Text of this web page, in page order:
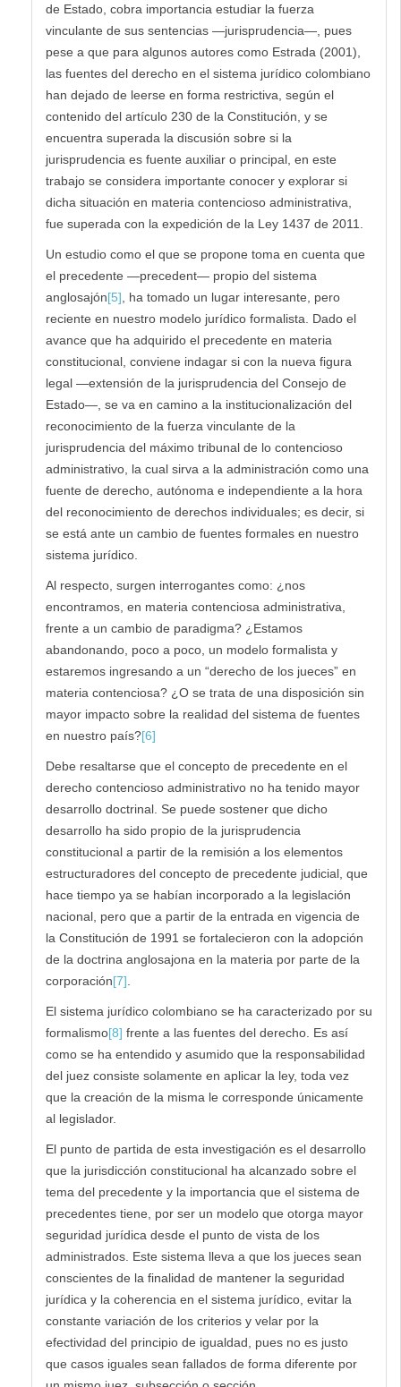
de Estado, cobra importancia estudiar la fuerza
vinculante de sus sentencias —jurisprudencia—, pues
pese a que para algunos autores como Estrada (2001),
las fuentes del derecho en el sistema jurídico colombiano
han dejado de leerse en forma restrictiva, según el
contenido del artículo 230 de la Constitución, y se
encuentra superada la discusión sobre si la
jurisprudencia es fuente auxiliar o principal, en este
trabajo se considera importante conocer y explorar si
dicha situación en materia contencioso administrativa,
fue superada con la expedición de la Ley 1437 de 2011.
Un estudio como el que se propone toma en cuenta que
el precedente —precedent— propio del sistema
anglosajón[5] , ha tomado un lugar interesante, pero
reciente en nuestro modelo jurídico formalista. Dado el
avance que ha adquirido el precedente en materia
constitucional, conviene indagar si con la nueva figura
legal —extensión de la jurisprudencia del Consejo de
Estado—, se va en camino a la institucionalización del
reconocimiento de la fuerza vinculante de la
jurisprudencia del máximo tribunal de lo contencioso
administrativo, la cual sirva a la administración como una
fuente de derecho, autónoma e independiente a la hora
del reconocimiento de derechos individuales; es decir, si
se está ante un cambio de fuentes formales en nuestro
sistema jurídico.
Al respecto, surgen interrogantes como: ¿nos
encontramos, en materia contenciosa administrativa,
frente a un cambio de paradigma? ¿Estamos
abandonando, poco a poco, un modelo formalista y
estaremos ingresando a un “derecho de los jueces” en
materia contenciosa? ¿O se trata de una disposición sin
mayor impacto sobre la realidad del sistema de fuentes
en nuestro país?[6]
Debe resaltarse que el concepto de precedente en el
derecho contencioso administrativo no ha tenido mayor
desarrollo doctrinal. Se puede sostener que dicho
desarrollo ha sido propio de la jurisprudencia
constitucional a partir de la remisión a los elementos
estructuradores del concepto de precedente judicial, que
hace tiempo ya se habían incorporado a la legislación
nacional, pero que a partir de la entrada en vigencia de
la Constitución de 1991 se fortalecieron con la adopción
de la doctrina anglosajona en la materia por parte de la
corporación[7]
El sistema jurídico colombiano se ha caracterizado por su
formalismo[8] frente a las fuentes del derecho. Es así
como se ha entendido y asumido que la responsabilidad
del juez consiste solamente en aplicar la ley, toda vez
que la creación de la misma le corresponde únicamente
al legislador.
El punto de partida de esta investigación es el desarrollo
que la jurisdicción constitucional ha alcanzado sobre el
tema del precedente y la importancia que el sistema de
precedentes tiene, por ser un modelo que otorga mayor
seguridad jurídica desde el punto de vista de los
administrados. Este sistema lleva a que los jueces sean
conscientes de la finalidad de mantener la seguridad
jurídica y la coherencia en el sistema jurídico, evitar la
constante variación de los criterios y velar por la
efectividad del principio de igualdad, pues no es justo
que casos iguales sean fallados de forma diferente por